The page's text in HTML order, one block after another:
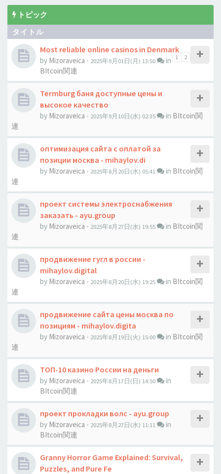
トピック
タイトル
Most reliable online casinos in Denmark
1 2
by Mizoraveica - 2025年9月01日(月) 13:50
in
BItcoin関連
Termburg баня доступные цены и
высокое качество
by Mizoraveica - 2025年9月10日(水) 02:35 in BItcoin関
連
оптимизация сайта с оплатой за
позиции москва - mihaylov.di
by Mizoraveica - 2025年8月20日(水) 05:41 in BItcoin関
連
проект системы электроснабжения
заказать - ayu.group
by Mizoraveica - 2025年8月27日(水) 19:55 in BItcoin関
連
продвижение гугл в россии -
mihaylov.digital
by Mizoraveica - 2025年8月20日(水) 19:25 in BItcoin関
連
продвижение сайта цены москва по
позициям - mihaylov.digita
by Mizoraveica - 2025年8月19日(火) 15:00 in BItcoin関
連
ТОП-10 казино России на деньги
by Mizoraveica - 2025年8月17日(日) 14:50
in
BItcoin関連
проект прокладки волс - ayu.group
by Mizoraveica - 2025年8月27日(水) 11:11
in
BItcoin関連
Granny Horror Game Explained: Survival,
Puzzles, and Pure Fe